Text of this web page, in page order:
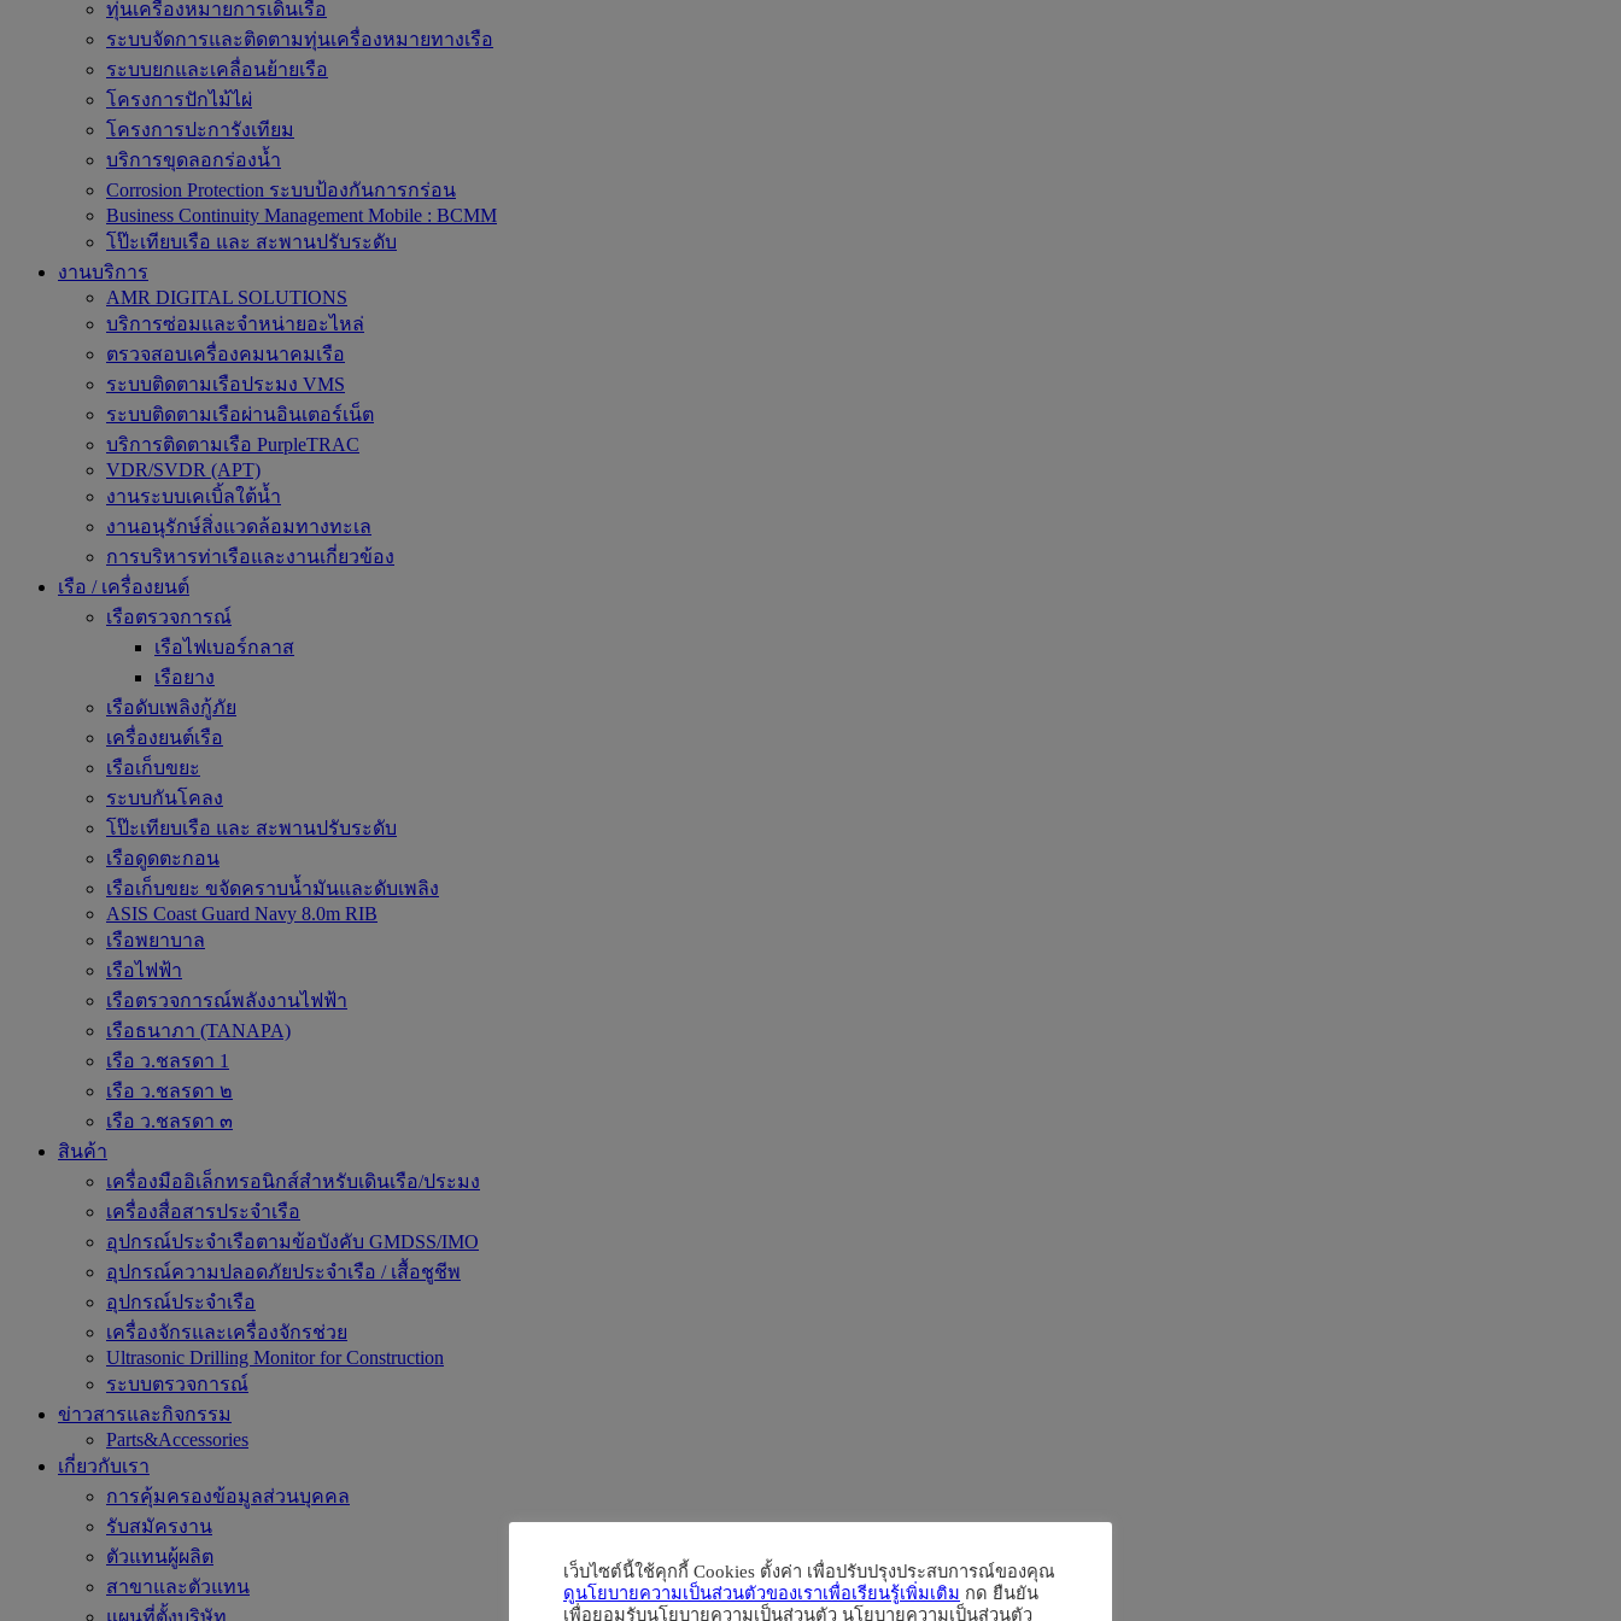
ทุ่นเครื่องหมายการเดินเรือ
ระบบจัดการและติดตามทุ่นเครื่องหมายทางเรือ
ระบบยกและเคลื่อนย้ายเรือ
โครงการปักไม้ไผ่
โครงการปะการังเทียม
บริการขุดลอกร่องน้ำ
Corrosion Protection ระบบป้องกันการกร่อน
Business Continuity Management Mobile : BCMM
โป๊ะเทียบเรือ และ สะพานปรับระดับ
งานบริการ
AMR DIGITAL SOLUTIONS
บริการซ่อมและจำหน่ายอะไหล่
ตรวจสอบเครื่องคมนาคมเรือ
ระบบติดตามเรือประมง VMS
ระบบติดตามเรือผ่านอินเตอร์เน็ต
บริการติดตามเรือ PurpleTRAC
VDR/SVDR (APT)
งานระบบเคเบิ้ลใต้น้ำ
งานอนุรักษ์สิ่งแวดล้อมทางทะเล
การบริหารท่าเรือและงานเกี่ยวข้อง
เรือ / เครื่องยนต์
เรือตรวจการณ์
เรือไฟเบอร์กลาส
เรือยาง
เรือดับเพลิงกู้ภัย
เครื่องยนต์เรือ
เรือเก็บขยะ
ระบบกันโคลง
โป๊ะเทียบเรือ และ สะพานปรับระดับ
เรือดูดตะกอน
เรือเก็บขยะ ขจัดคราบน้ำมันและดับเพลิง
ASIS Coast Guard Navy 8.0m RIB
เรือพยาบาล
เรือไฟฟ้า
เรือตรวจการณ์พลังงานไฟฟ้า
เรือธนาภา (TANAPA)
เรือ ว.ชลรดา 1
เรือ ว.ชลรดา ๒
เรือ ว.ชลรดา ๓
สินค้า
เครื่องมืออิเล็กทรอนิกส์สำหรับเดินเรือ/ประมง
เครื่องสื่อสารประจำเรือ
อุปกรณ์ประจำเรือตามข้อบังคับ GMDSS/IMO
อุปกรณ์ความปลอดภัยประจำเรือ / เสื้อชูชีพ
อุปกรณ์ประจำเรือ
เครื่องจักรและเครื่องจักรช่วย
Ultrasonic Drilling Monitor for Construction
ระบบตรวจการณ์
ข่าวสารและกิจกรรม
Parts&Accessories
เกี่ยวกับเรา
การคุ้มครองข้อมูลส่วนบุคคล
รับสมัครงาน
ตัวแทนผู้ผลิต
สาขาและตัวแทน
แผนที่ตั้งบริษัท
เว็บไซต์นี้ใช้คุกกี้ Cookies ตั้งค่า เพื่อปรับปรุงประสบการณ์ของคุณ
ดูนโยบายความเป็นส่วนตัวของเราเพื่อเรียนรู้เพิ่มเติม กด ยืนยัน
เพื่อยอมรับนโยบายความเป็นส่วนตัว นโยบายความเป็นส่วนตัว